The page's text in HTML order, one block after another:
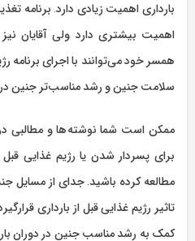
بارداری اهمیت زیادی دارد. برنامه
اهمیت بیشتری دارد ولی آقایان
همسر خود می‌توانند با اجرای برنامه
سلامت جنین و رشد مناسب‌تر جنین در
ممکن است شما نوشته‌ها و مطالبی در
برای پسردار شدن یا رژیم غذایی قبل
مطالعه کرده باشید. جدای از
تاثیر رژیم غذایی قبل از بارداری
کمک به رشد مناسب جنین در دوران